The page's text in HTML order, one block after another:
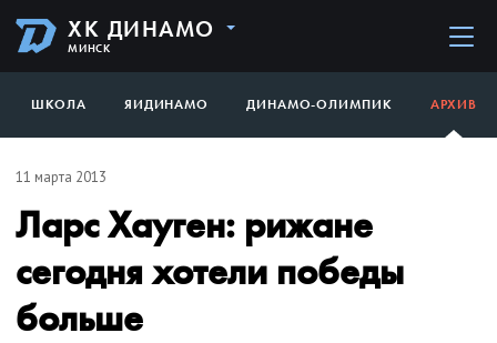
ХК ДИНАМО
МИНСК
ШКОЛА ЯИДИНАМО ДИНАМО-ОЛИМПИК АРХИВ
11 марта 2013
Ларс Хауген: рижане
сегодня хотели победы
больше